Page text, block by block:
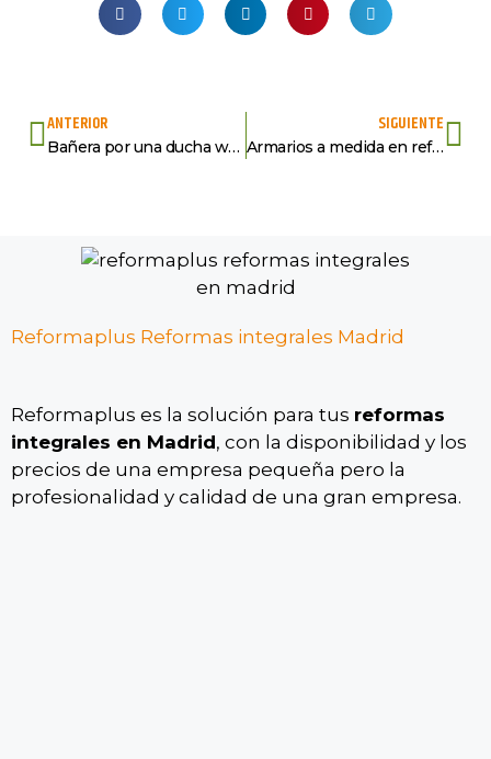
ANTERIOR
Bañera por una ducha walk-in con mampara de vidrio
SIGUIENTE
Armarios a medida en reformas integrales
Reformaplus Reformas integrales Madrid
Reformaplus es la solución para tus reformas
integrales en Madrid, con la disponibilidad y los
precios de una empresa pequeña pero la
profesionalidad y calidad de una gran empresa.